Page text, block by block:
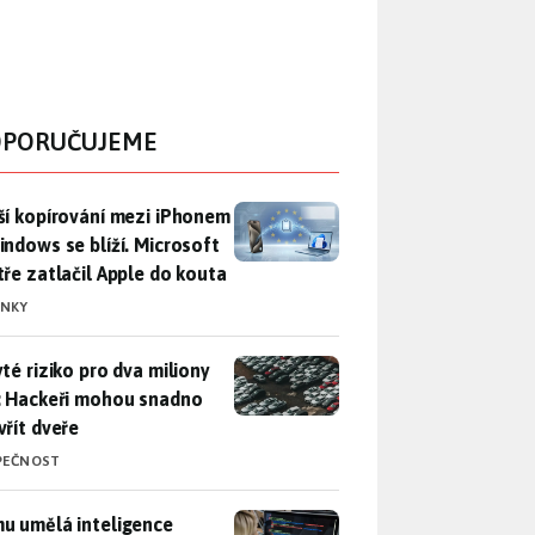
kopírování mezi iPhonem a Windows se blíží. Microsoft
kopírování mezi iPhonem
se blíží. Microsoft
zatlačil Apple do kouta
riziko pro dva miliony aut: Hackeři mohou snadno otevřít
riziko pro dva miliony
Hackeři mohou snadno
dveře
umělá inteligence sebere práci a komu ne: Vývojář
umělá inteligence